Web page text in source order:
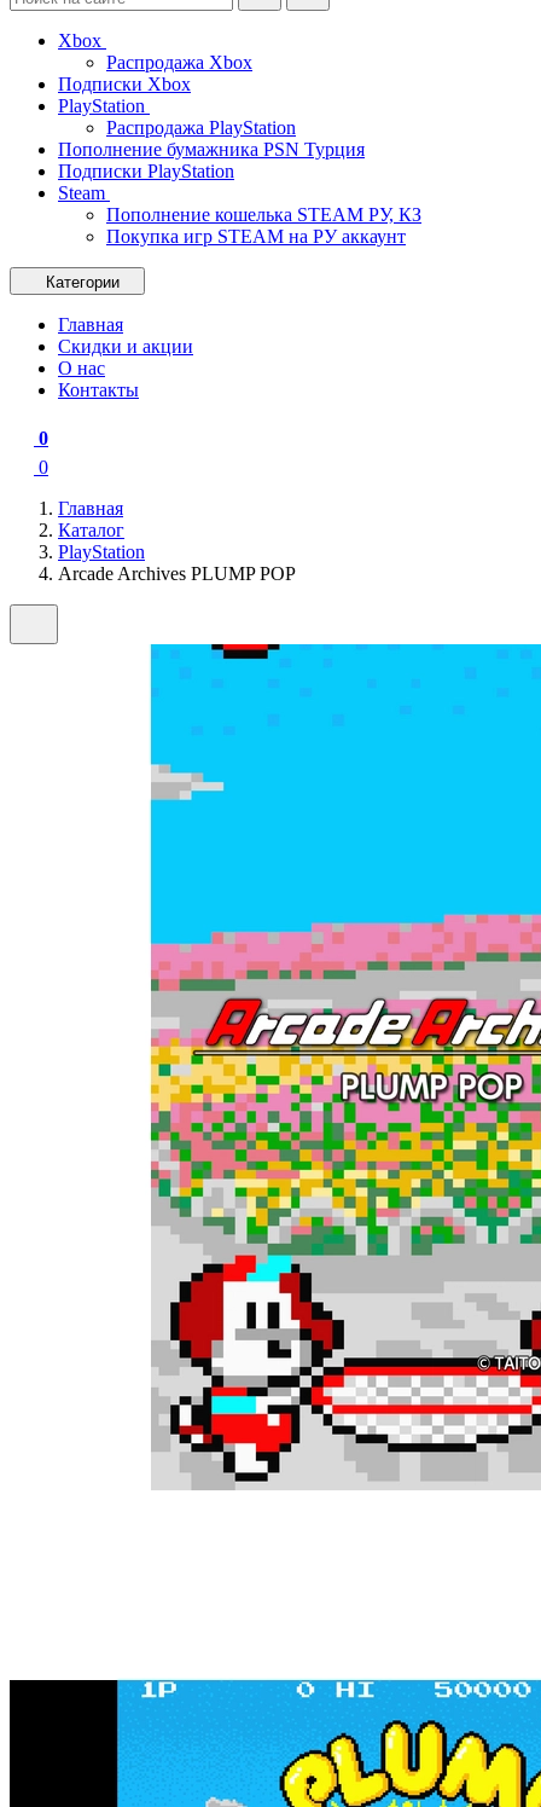
Xbox
Распродажа Xbox
Подписки Xbox
PlayStation
Распродажа PlayStation
Пополнение бумажника PSN Турция
Подписки PlayStation
Steam
Пополнение кошелька STEAM РУ, КЗ
Покупка игр STEAM на РУ аккаунт
Категории
Главная
Скидки и акции
О нас
Контакты
0
0
Главная
Каталог
PlayStation
Arcade Archives PLUMP POP